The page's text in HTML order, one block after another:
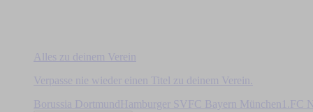
Alles zu deinem Verein
Verpasse nie wieder einen Titel zu deinem Verein.
Borussia DortmundHamburger SV FC Bayern München 1.FC